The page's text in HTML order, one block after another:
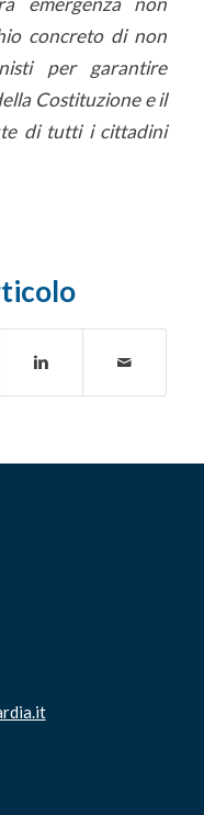
concreto di non
per garantire
Costituzione e il
di tutti i cittadini